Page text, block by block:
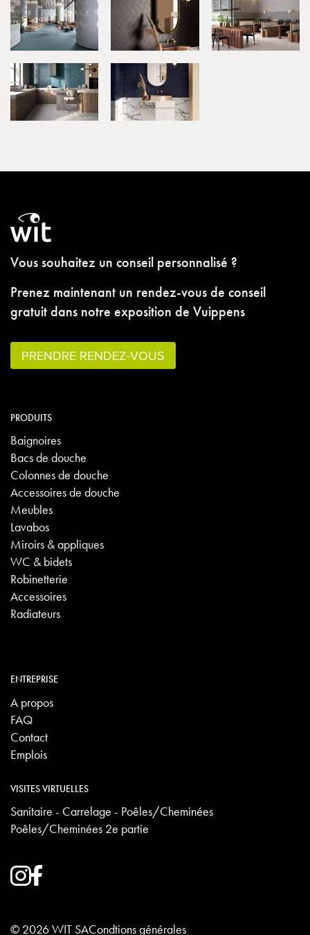
Vous souhaitez un conseil personnalisé ?
Prenez maintenant un rendez-vous de conseil
gratuit dans notre exposition de Vuippens
PRENDRE RENDEZ-VOUS
PRODUITS
Baignoires
Bacs de douche
Colonnes de douche
Accessoires de douche
Meubles
Lavabos
Miroirs & appliques
WC & bidets
Robinetterie
Accessoires
Radiateurs
ENTREPRISE
A propos
FAQ
Contact
Emplois
VISITES VIRTUELLES
Sanitaire - Carrelage - Poêles/Cheminées
Poêles/Cheminées 2e partie
© 2026 WIT SACondtions générales